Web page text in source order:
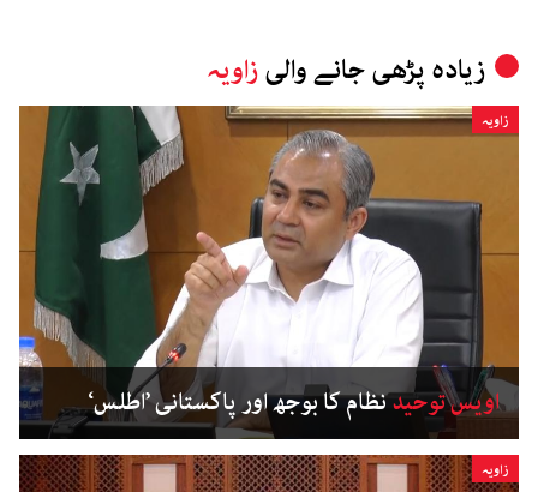
زیادہ پڑھی جانے والیزاویہ
زاویہ
اویس توحیدنظام کا بوجھ اور پاکستانی ’اطلس‘
زاویہ